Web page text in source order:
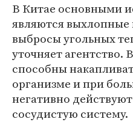
В Китае основными
являются выхлопные
выбросы угольных
уточняет
способны
организме и при
негативно
сосудистую систему.